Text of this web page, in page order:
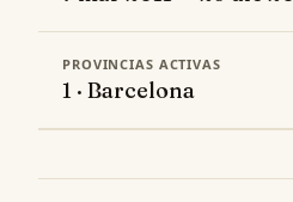
PROVINCIAS ACTIVAS
1 · Barcelona